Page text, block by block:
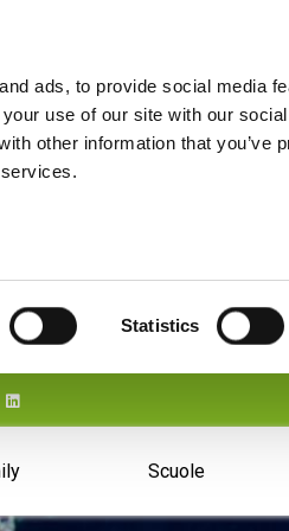
ads, to provide social media
use of our site with our
other information that you’ve
Statistics
Scuole